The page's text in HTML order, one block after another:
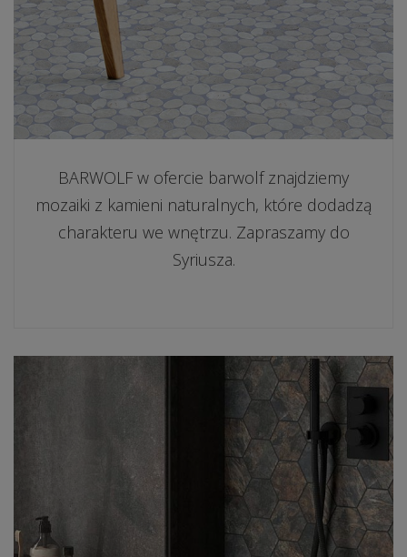
BARWOLF w ofercie barwolf znajdziemy
mozaiki z kamieni naturalnych, które dodadzą
charakteru we wnętrzu. Zapraszamy do
Syriusza.